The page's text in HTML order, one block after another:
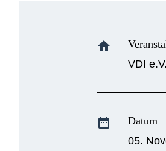
home
VDI
date_range
Datum
05.